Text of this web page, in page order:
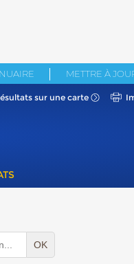
METTRE À
sur une carte
OK